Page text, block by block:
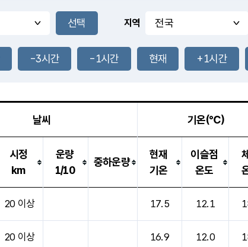
풍도
0.4m/s
26.5
℃ -mm
지역
-3시간 -1시간 현재 +1시간
날씨 기온(℃)
시정
km
운량
1/10
중하운량
현재
기온
이슬점
온도
20 이상 17.5 12.1
20 이상 16.9 12.0